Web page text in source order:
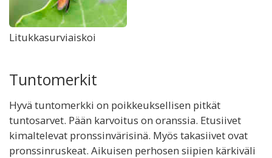
Litukkasurviaiskoi
Tuntomerkit
Hyvä tuntomerkki on poikkeuksellisen pitkät
tuntosarvet. Pään karvoitus on oranssia. Etusiivet
kimaltelevat pronssinvärisinä. Myös takasiivet ovat
pronssinruskeat. Aikuisen perhosen siipien kärkiväli